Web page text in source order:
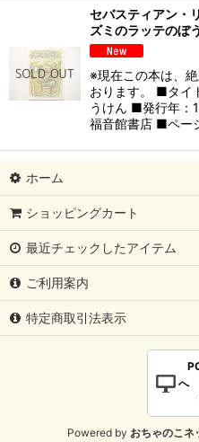
セバスティアン・
ズミのラッテのぼ
※現在この本は、
おります。 ■タイ
うけん ■発行年
福音館書店 ■ペー
ホーム
ショッピングカート
最近チェックしたアイテム
ご利用案内
特定商取引法表示
Powered by おちゃのこネ